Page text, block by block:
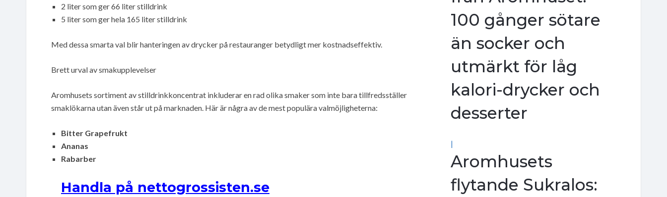
2 liter som ger 66 liter stilldrink
5 liter som ger hela 165 liter stilldrink
Med dessa smarta val blir hanteringen av drycker på restauranger betydligt mer kostnadseffektiv.
Brett urval av smakupplevelser
Aromhusets sortiment av stilldrinkkoncentrat inkluderar en rad olika smaker som inte bara tillfredsställer
smaklökarna utan även står ut på marknaden. Här är några av de mest populära valmöjligheterna:
Bitter Grapefrukt
Ananas
Rabarber
Handla på nettogrossisten.se
100 gånger sötare
än socker och
utmärkt för låg
kalori-drycker och
desserter
|
Aromhusets
flytande Sukralos: